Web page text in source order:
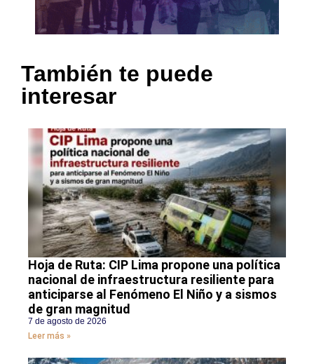
También te puede
interesar
Hoja de Ruta: CIP Lima propone una política
nacional de infraestructura resiliente para
anticiparse al Fenómeno El Niño y a sismos
de gran magnitud
7 de agosto de 2026
Leer más »